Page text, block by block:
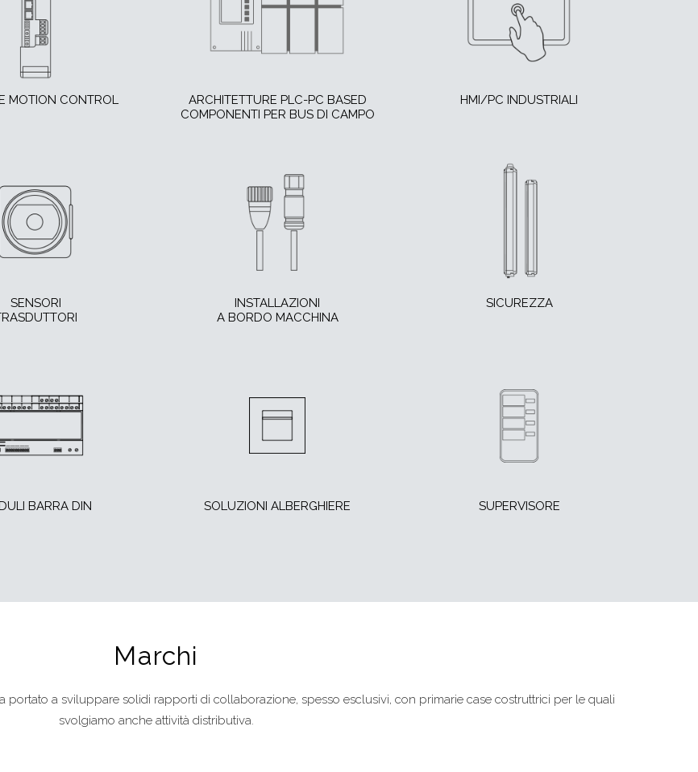
MOTION CONTROL
ARCHITETTURE PLC-PC BASED
COMPONENTI PER BUS DI CAMPO
HMI/PC INDUSTRIALI
SENSORI
INSTALLAZIONI
A BORDO MACCHINA
SICUREZZA
BARRA DIN SOLUZIONI ALBERGHIERE SUPERVISORE
Marchi
portato a sviluppare solidi rapporti di collaborazione, spesso esclusivi, con primarie case costruttrici per le quali
svolgiamo anche attività distributiva.